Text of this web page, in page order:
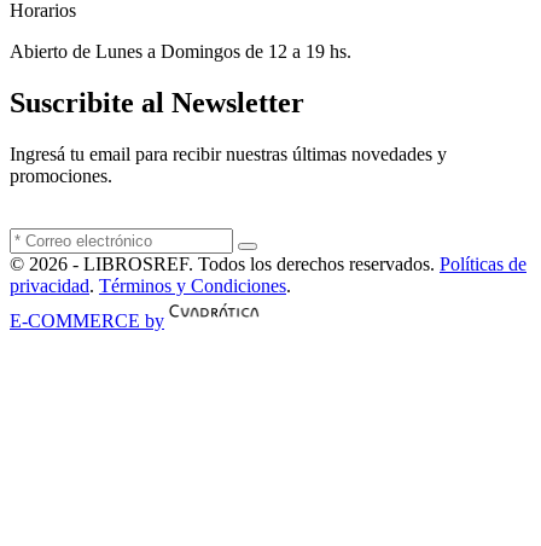
Horarios
Abierto de Lunes a Domingos de 12 a 19 hs.
Suscribite al Newsletter
Ingresá tu email para recibir nuestras últimas novedades y
promociones.
© 2026 - LIBROSREF. Todos los derechos reservados. Políticas de
privacidad. Términos y Condiciones.
E-COMMERCE by